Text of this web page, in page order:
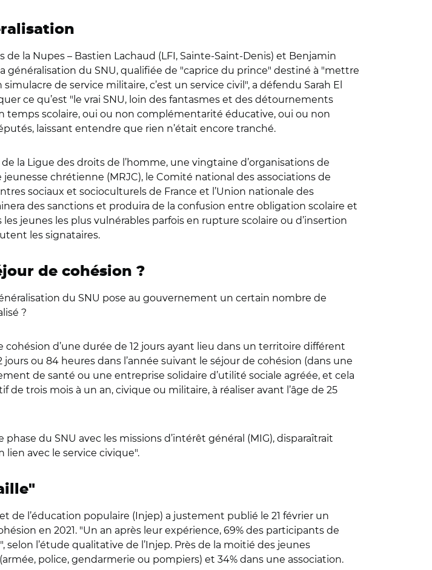
la Nupes – Bastien Lachaud (LFI, Sainte-Saint-Denis) et Benjamin
généralisation du SNU, qualifiée de "caprice du prince" destiné à "mettre
de service militaire, c’est un service civil ", a défendu Sarah El
ce qu’est " le vrai SNU, loin des fantasmes et des détournements
temps scolaire, oui ou non complémentarité éducative, oui ou non
laissant entendre que rien n’était encore tranché.
la Ligue des droits de l’homme, une vingtaine d’organisations de
chrétienne (MRJC), le Comité national des associations de
sociaux et socioculturels de France et l’Union nationale des
des sanctions et produira de la confusion entre obligation scolaire et
les jeunes les plus vulnérables parfois en rupture scolaire ou d’insertion
les signataires.
de cohésion ?
du SNU pose au gouvernement un certain nombre de
?
d’une durée de 12 jours ayant lieu dans un territoire différent
ou 84 heures dans l’année suivant le séjour de cohésion (dans une
de santé ou une entreprise solidaire d’utilité sociale agréée, et cela
trois mois à un an, civique ou militaire, à réaliser avant l’âge de 25
du SNU avec les missions d’intérêt général (MIG), disparaîtrait
lien avec le service civique".
"
de l’éducation populaire (Injep) a justement publié le 21 février un
en 2021. "Un an après leur expérience, 69% des participants de
", selon l’étude qualitative de l’Injep. Près de la moitié des jeunes
police, gendarmerie ou pompiers) et 34% dans une association.